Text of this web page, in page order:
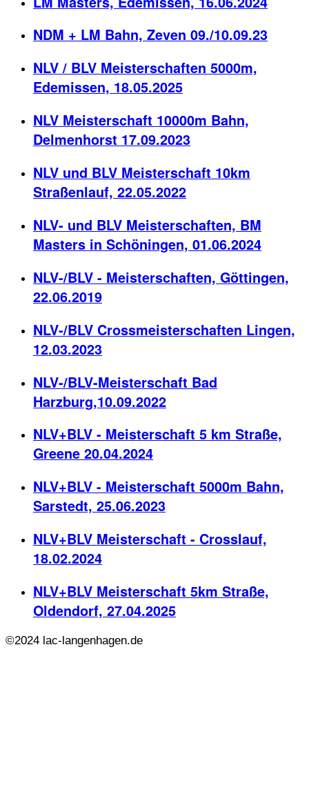
NDM + LM Bahn, Zeven 09./10.09.23
NLV / BLV Meisterschaften 5000m,
Edemissen, 18.05.2025
NLV Meisterschaft 10000m Bahn,
Delmenhorst 17.09.2023
NLV und BLV Meisterschaft 10km
Straßenlauf, 22.05.2022
NLV- und BLV Meisterschaften, BM
Masters in Schöningen, 01.06.2024
NLV-/BLV - Meisterschaften, Göttingen,
22.06.2019
NLV-/BLV Crossmeisterschaften Lingen,
12.03.2023
NLV-/BLV-Meisterschaft Bad
Harzburg,10.09.2022
NLV+BLV - Meisterschaft 5 km Straße,
Greene 20.04.2024
NLV+BLV - Meisterschaft 5000m Bahn,
Sarstedt, 25.06.2023
NLV+BLV Meisterschaft - Crosslauf,
18.02.2024
NLV+BLV Meisterschaft 5km Straße,
Oldendorf, 27.04.2025
©2024 lac-langenhagen.de